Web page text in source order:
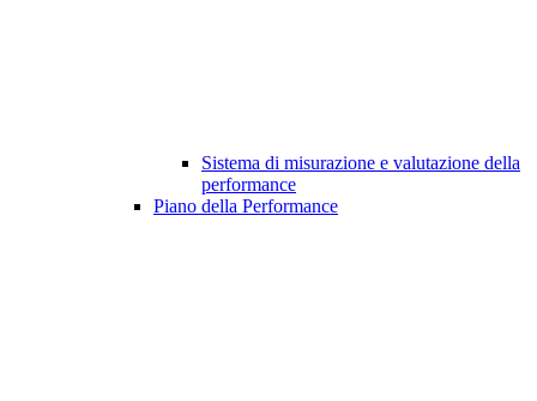
Sistema di misurazione e valutazione della
performance
Piano della Performance